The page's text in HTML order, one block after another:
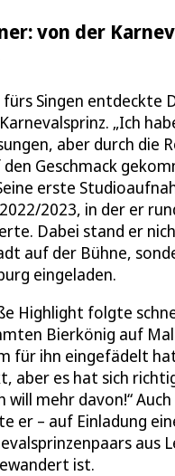
von der
Singen entdeckte
„Ich
aber durch die
Geschmack
erste
2023, in der er
Dabei stand er
auf der Bühne,
eingeladen.
Highlight folgte
Bierkönig auf
für ihn eingefädelt
aber es hat sich
will mehr davon!“
er – auf Einladung
aus
ist.